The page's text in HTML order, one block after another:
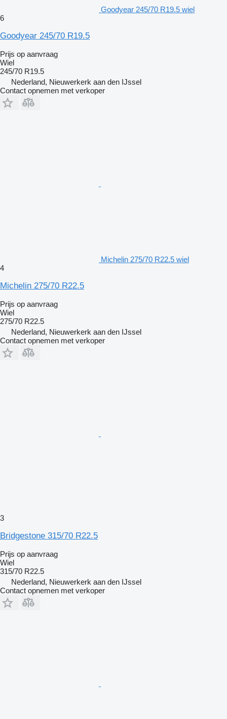
Goodyear 245/70 R19.5 wiel
6
Goodyear 245/70 R19.5
Prijs op aanvraag
Wiel
245/70 R19.5
Nederland, Nieuwerkerk aan den IJssel
Contact opnemen met verkoper
Michelin 275/70 R22.5 wiel
4
Michelin 275/70 R22.5
Prijs op aanvraag
Wiel
275/70 R22.5
Nederland, Nieuwerkerk aan den IJssel
Contact opnemen met verkoper
3
Bridgestone 315/70 R22.5
Prijs op aanvraag
Wiel
315/70 R22.5
Nederland, Nieuwerkerk aan den IJssel
Contact opnemen met verkoper